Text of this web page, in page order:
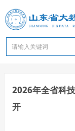
2026年全省科
开